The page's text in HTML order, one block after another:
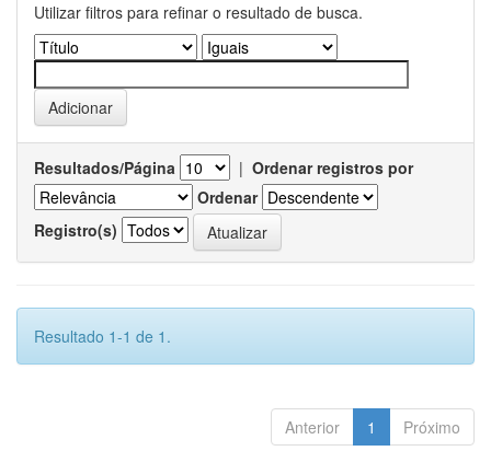
Utilizar filtros para refinar o resultado de busca.
Resultados/Página | Ordenar registros por
Ordenar
Registro(s)
Resultado 1-1 de 1.
Anterior 1 Próximo